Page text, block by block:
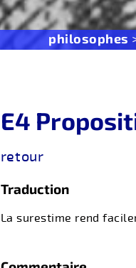
philosophes
E4
retour
Traduction
La surestime rend